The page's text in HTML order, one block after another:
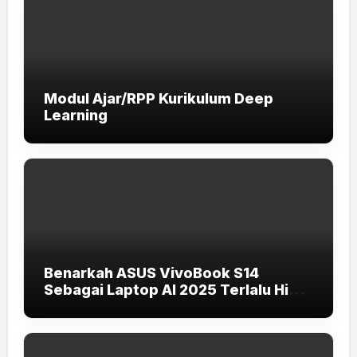
Modul Ajar/RPP Kurikulum Deep
Learning
Benarkah ASUS VivoBook S14
Sebagai Laptop AI 2025 Terlalu High-